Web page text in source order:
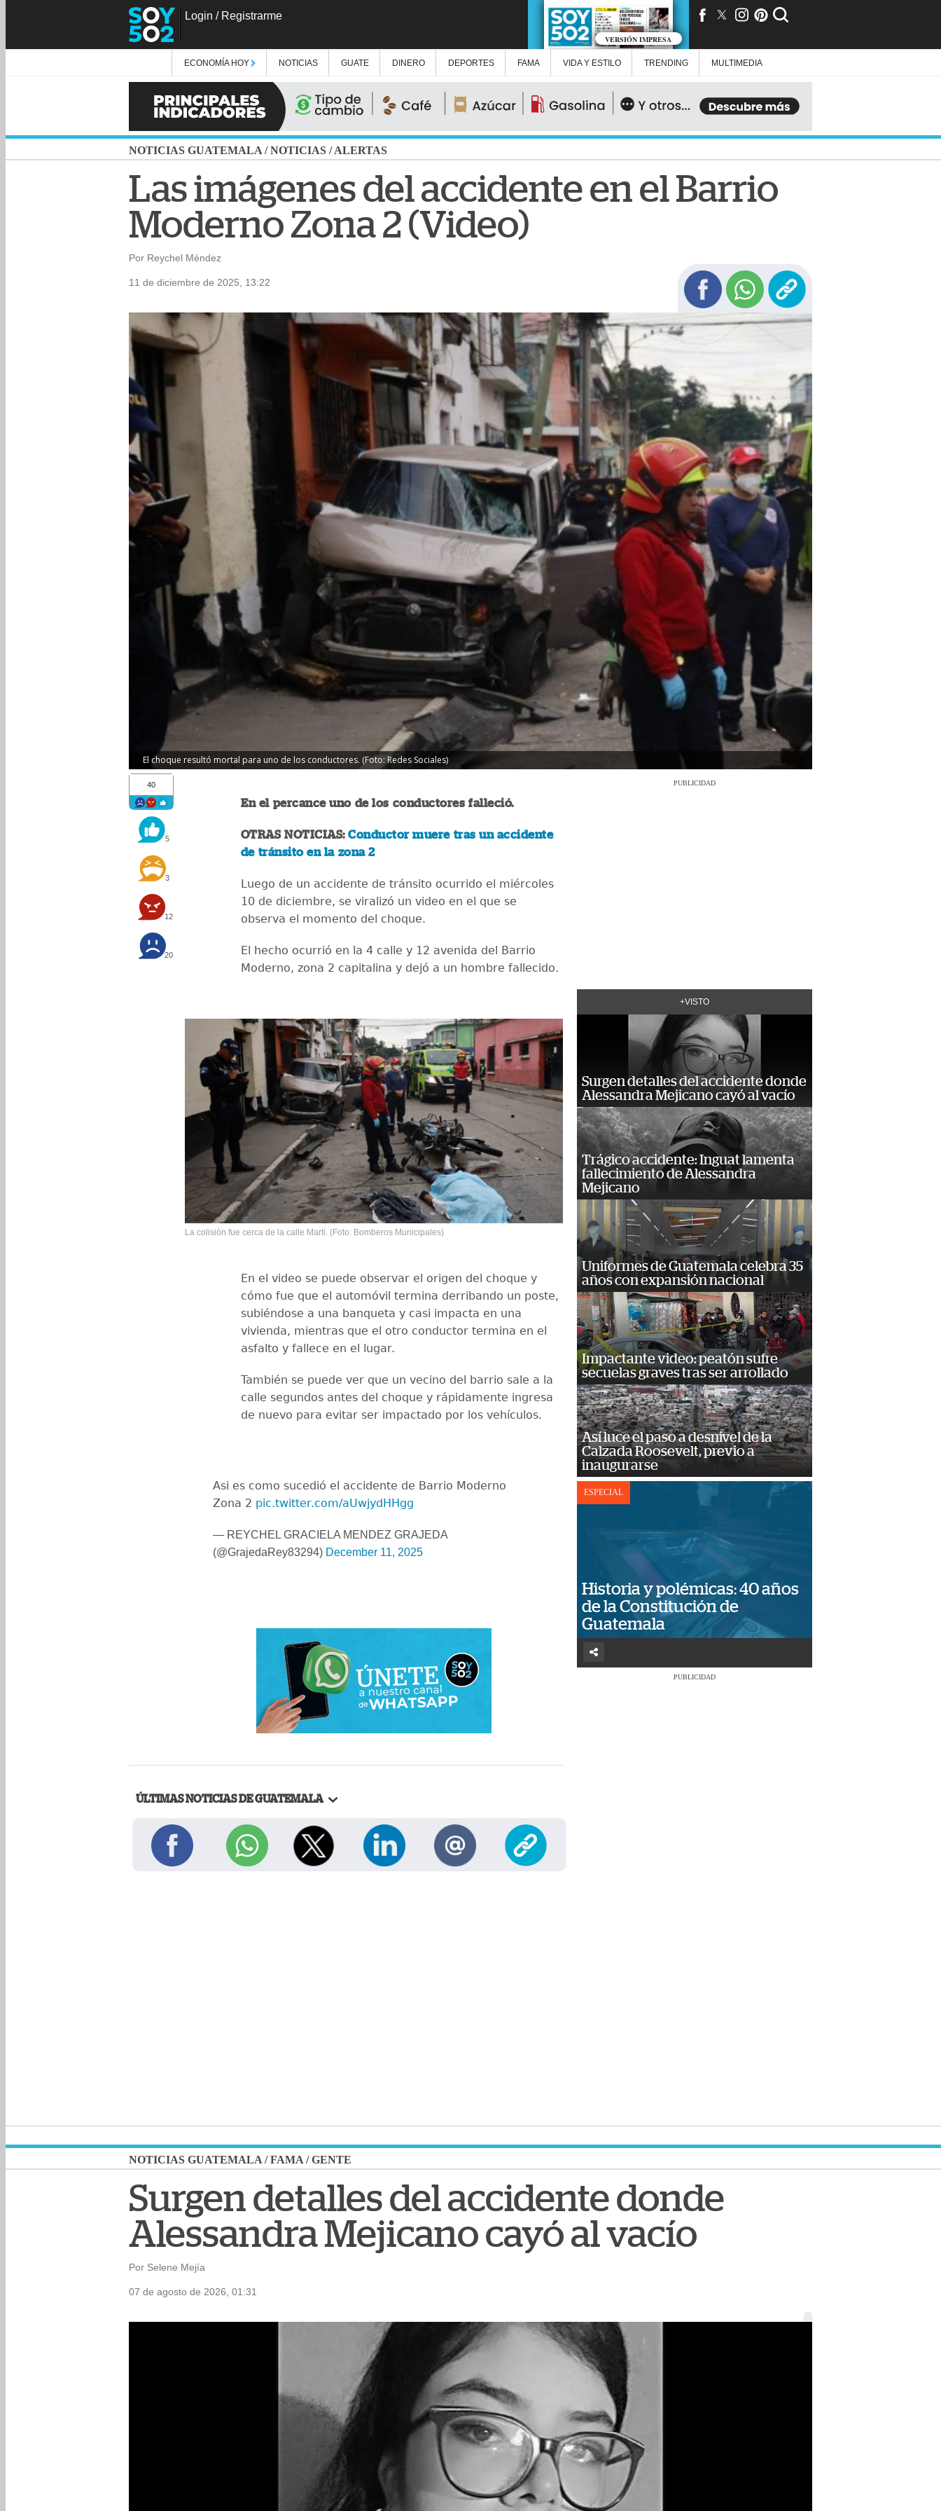
Login / Registrarme
VERSIÓN IMPRESA
ECONOMÍA HOY NOTICIAS GUATE DINERO DEPORTES FAMA VIDA Y ESTILO TRENDING MULTIMEDIA
NOTICIAS GUATEMALA /NOTICIAS /ALERTAS
Las imágenes del accidente en el Barrio
Moderno Zona 2 (Video)
Por Reychel Méndez
11 de diciembre de 2025, 13:22
El choque resultó mortal para uno de los conductores. (Foto: Redes Sociales)
40
5
3
12
20
En el percance uno de los conductores falleció.
OTRAS NOTICIAS:Conductor muere tras un accidente
de tránsito en la zona 2
Luego de un accidente de tránsito ocurrido el miércoles
10 de diciembre, se viralizó un video en el que se
observa el momento del choque.
El hecho ocurrió en la 4 calle y 12 avenida del Barrio
Moderno, zona 2 capitalina y dejó a un hombre fallecido.
La colisión fue cerca de la calle Martí. (Foto: Bomberos Municipales)
En el video se puede observar el origen del choque y
cómo fue que el automóvil termina derribando un poste,
subiéndose a una banqueta y casi impacta en una
vivienda, mientras que el otro conductor termina en el
asfalto y fallece en el lugar.
También se puede ver que un vecino del barrio sale a la
calle segundos antes del choque y rápidamente ingresa
de nuevo para evitar ser impactado por los vehículos.
Asi es como sucedió el accidente de Barrio Moderno
Zona 2 pic.twitter.com/aUwjydHHgg
— REYCHEL GRACIELA MENDEZ GRAJEDA
(@GrajedaRey83294) December 11, 2025
ÚLTIMAS NOTICIAS DE GUATEMALA
PUBLICIDAD
+VISTO
Surgen detalles del accidente donde
Alessandra Mejicano cayó al vacío
Trágico accidente: Inguat lamenta
fallecimiento de Alessandra
Mejicano
Uniformes de Guatemala celebra 35
años con expansión nacional
Impactante video: peatón sufre
secuelas graves tras ser arrollado
Así luce el paso a desnivel de la
Calzada Roosevelt, previo a
inaugurarse
ESPECIAL
Historia y polémicas: 40 años
de la Constitución de
Guatemala
PUBLICIDAD
NOTICIAS GUATEMALA /FAMA /GENTE
Surgen detalles del accidente donde
Alessandra Mejicano cayó al vacío
Por Selene Mejía
07 de agosto de 2026, 01:31